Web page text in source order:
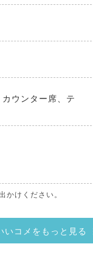
ウンター席、テ
けください。
いコメをもっと見る